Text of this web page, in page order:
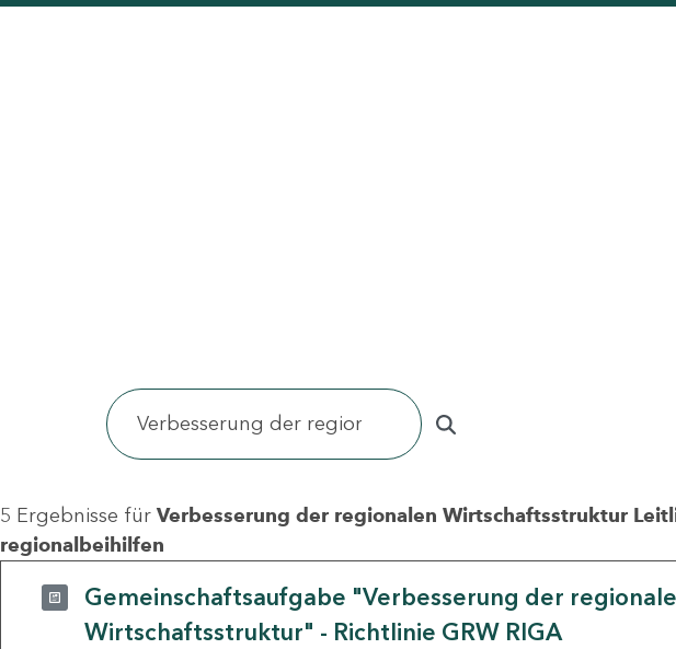
5 Ergebnisse für Verbesserung der regionalen Wirtschaftsstruktur
regionalbeihilfen
Gemeinschaftsaufgabe "Verbesserung der
Wirtschaftsstruktur" - Richtlinie GRW RIGA